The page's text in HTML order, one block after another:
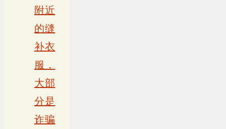
附近
的缝
补衣
服，
大部
分是
诈骗